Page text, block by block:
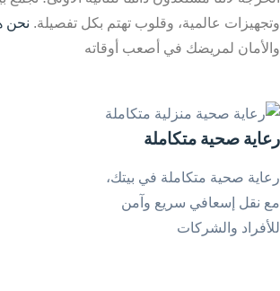
وتجهيزات عالمية، وقلوب تهتم بكل تفصيلة. نحن
والأمان لمريضك في أصعب أوقاته
رعاية صحية متكاملة
رعاية صحية متكاملة في بيتك،
مع نقل إسعافي سريع وآمن
للأفراد والشركات